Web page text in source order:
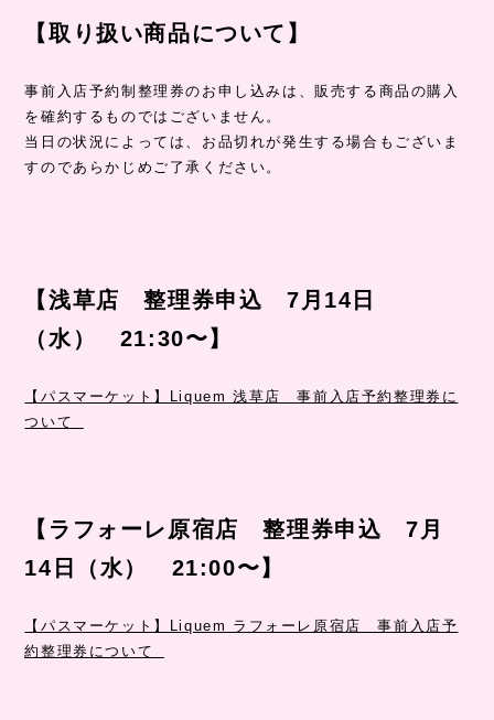
【取り扱い商品について】
事前入店予約制整理券のお申し込みは、販売する商品の購入
を確約するものではございません。
当日の状況によっては、お品切れが発生する場合もございま
すのであらかじめご了承ください。
【浅草店 整理券申込 7月14日
（水） 21:30〜】
【パスマーケット】Liquem 浅草店 事前入店予約整理券に
ついて
【ラフォーレ原宿店整理券申込 7月
14日（水） 21:00〜】
【パスマーケット】Liquem ラフォーレ原宿店 事前入店予
約整理券について